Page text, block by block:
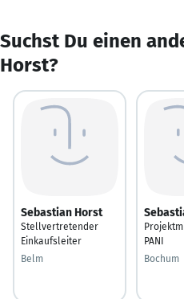
Suchst Du einen
Horst?
Sebastian Horst
Stellvertretender
Einkaufsleiter
Belm
PANI
Bochum